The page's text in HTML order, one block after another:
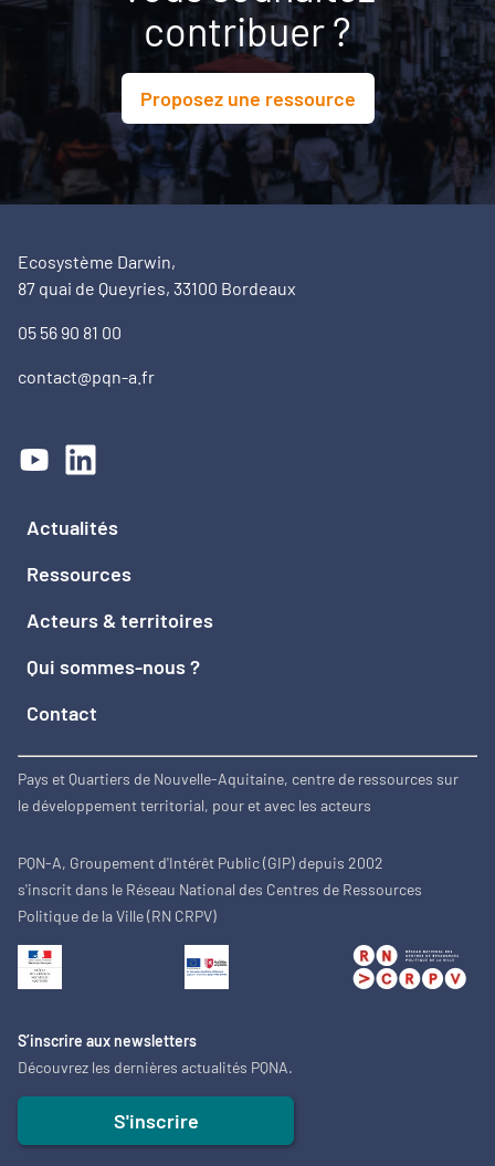
contribuer ?
Proposez une ressource
Ecosystème Darwin,
87 quai de Queyries, 33100 Bordeaux
05 56 90 81 00
contact@pqn-a.fr
Actualités
Ressources
Acteurs & territoires
Qui sommes-nous ?
Contact
Pays et Quartiers de Nouvelle-Aquitaine, centre de ressources sur
le développement territorial, pour et avec les acteurs
PQN-A, Groupement d'Intérêt Public (GIP) depuis 2002
s'inscrit dans le Réseau National des Centres de Ressources
Politique de la Ville (RN CRPV)
S’inscrire aux newsletters
Découvrez les dernières actualités PQNA.
S'inscrire